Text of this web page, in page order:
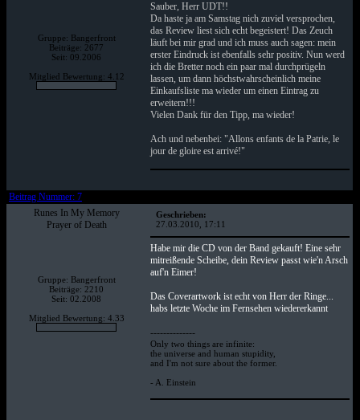
Gruppe: Bangerfront
Beiträge: 2677
Seit: 09.2006
Mitglied Bewertung: 4.12
Sauber, Herr UDT!!
Da haste ja am Samstag nich zuviel versprochen,
das Review liest sich echt begeistert! Das Zeuch
läuft bei mir grad und ich muss auch sagen: mein
erster Eindruck ist ebenfalls sehr positiv. Nun werd
ich die Bretter noch ein paar mal durchprügeln
lassen, um dann höchstwahrscheinlich meine
Einkaufsliste ma wieder um einen Eintrag zu
erweitern!!!
Vielen Dank für den Tipp, ma wieder!
Ach und nebenbei: "Allons enfants de la Patrie, le
jour de gloire est arrivé!"
Beitrag Nummer: 7
Runes In My Memory
Prayer of Death
Gruppe: Bangerfront
Beiträge: 2210
Seit: 02.2008
Mitglied Bewertung: 4.33
Geschrieben:
27.03.2010, 17:11
Habe mir die CD von der Band gekauft! Eine sehr
mitreißende Scheibe, dein Review passt wie'n Arsch
auf'n Eimer!
Das Coverartwork ist echt von Herr der Ringe...
habs letzte Woche im Fernsehen wiedererkannt
--------------
Only two things are infinite:
the universe and human stupidity,
and I'm not sure about the former.
- A. Einstein